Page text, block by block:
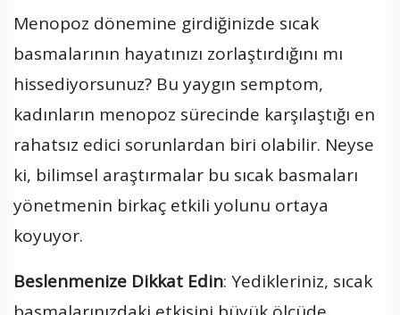
Menopoz dönemine girdiğinizde sıcak
basmalarının hayatınızı zorlaştırdığını mı
hissediyorsunuz? Bu yaygın semptom,
kadınların menopoz sürecinde karşılaştığı en
rahatsız edici sorunlardan biri olabilir. Neyse
ki, bilimsel araştırmalar bu sıcak basmaları
yönetmenin birkaç etkili yolunu ortaya
koyuyor.
Beslenmenize Dikkat Edin: Yedikleriniz, sıcak